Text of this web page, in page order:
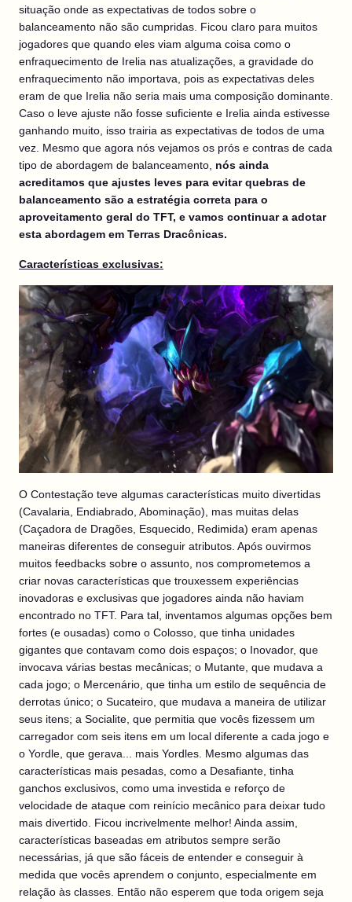
situação onde as expectativas de todos sobre o
balanceamento não são cumpridas. Ficou claro para muitos
jogadores que quando eles viam alguma coisa como o
enfraquecimento de Irelia nas atualizações, a gravidade do
enfraquecimento não importava, pois as expectativas deles
eram de que Irelia não seria mais uma composição dominante.
Caso o leve ajuste não fosse suficiente e Irelia ainda estivesse
ganhando muito, isso trairia as expectativas de todos de uma
vez. Mesmo que agora nós vejamos os prós e contras de cada
tipo de abordagem de balanceamento, nós ainda
acreditamos que ajustes leves para evitar quebras de
balanceamento são a estratégia correta para o
aproveitamento geral do TFT, e vamos continuar a adotar
esta abordagem em Terras Dracônicas.
Características exclusivas:
O Contestação teve algumas características muito divertidas
(Cavalaria, Endiabrado, Abominação), mas muitas delas
(Caçadora de Dragões, Esquecido, Redimida) eram apenas
maneiras diferentes de conseguir atributos. Após ouvirmos
muitos feedbacks sobre o assunto, nos comprometemos a
criar novas características que trouxessem experiências
inovadoras e exclusivas que jogadores ainda não haviam
encontrado no TFT. Para tal, inventamos algumas opções bem
fortes (e ousadas) como o Colosso, que tinha unidades
gigantes que contavam como dois espaços; o Inovador, que
invocava várias bestas mecânicas; o Mutante, que mudava a
cada jogo; o Mercenário, que tinha um estilo de sequência de
derrotas único; o Sucateiro, que mudava a maneira de utilizar
seus itens; a Socialite, que permitia que vocês fizessem um
carregador com seis itens em um local diferente a cada jogo e
o Yordle, que gerava... mais Yordles. Mesmo algumas das
características mais pesadas, como a Desafiante, tinha
ganchos exclusivos, como uma investida e reforço de
velocidade de ataque com reinício mecânico para deixar tudo
mais divertido. Ficou incrivelmente melhor! Ainda assim,
características baseadas em atributos sempre serão
necessárias, já que são fáceis de entender e conseguir à
medida que vocês aprendem o conjunto, especialmente em
relação às classes. Então não esperem que toda origem seja